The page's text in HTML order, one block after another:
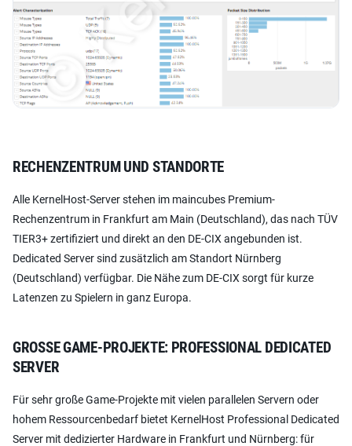
RECHENZENTRUM UND STANDORTE
Alle KernelHost-Server stehen im maincubes Premium-
Rechenzentrum in Frankfurt am Main (Deutschland), das nach TÜV
TIER3+ zertifiziert und direkt an den DE-CIX angebunden ist.
Dedicated Server sind zusätzlich am Standort Nürnberg
(Deutschland) verfügbar. Die Nähe zum DE-CIX sorgt für kurze
Latenzen zu Spielern in ganz Europa.
GROSSE GAME-PROJEKTE: PROFESSIONAL DEDICATED S
ERVER
Für sehr große Game-Projekte mit vielen parallelen Servern oder
hohem Ressourcenbedarf bietet KernelHost Professional Dedicated
Server mit dedizierter Hardware in Frankfurt und Nürnberg: für